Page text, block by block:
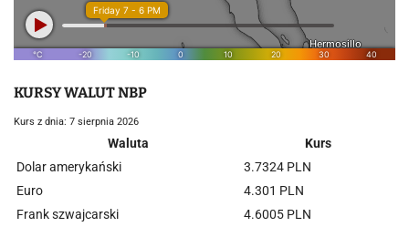
KURSY WALUT NBP
Kurs z dnia: 7 sierpnia 2026
Waluta
Kurs
Dolar amerykański
3.7324 PLN
Euro
4.301 PLN
Frank szwajcarski
4.6005 PLN